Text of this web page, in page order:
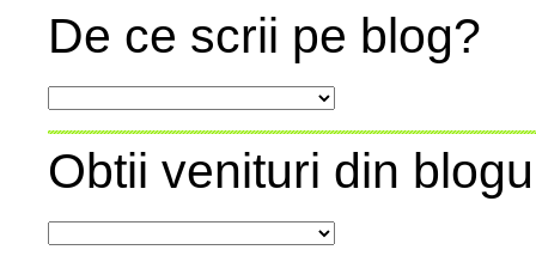
De ce scrii pe blog?
Obtii venituri din